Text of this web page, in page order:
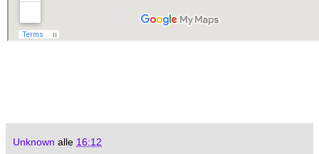
Unknown alle 16:12